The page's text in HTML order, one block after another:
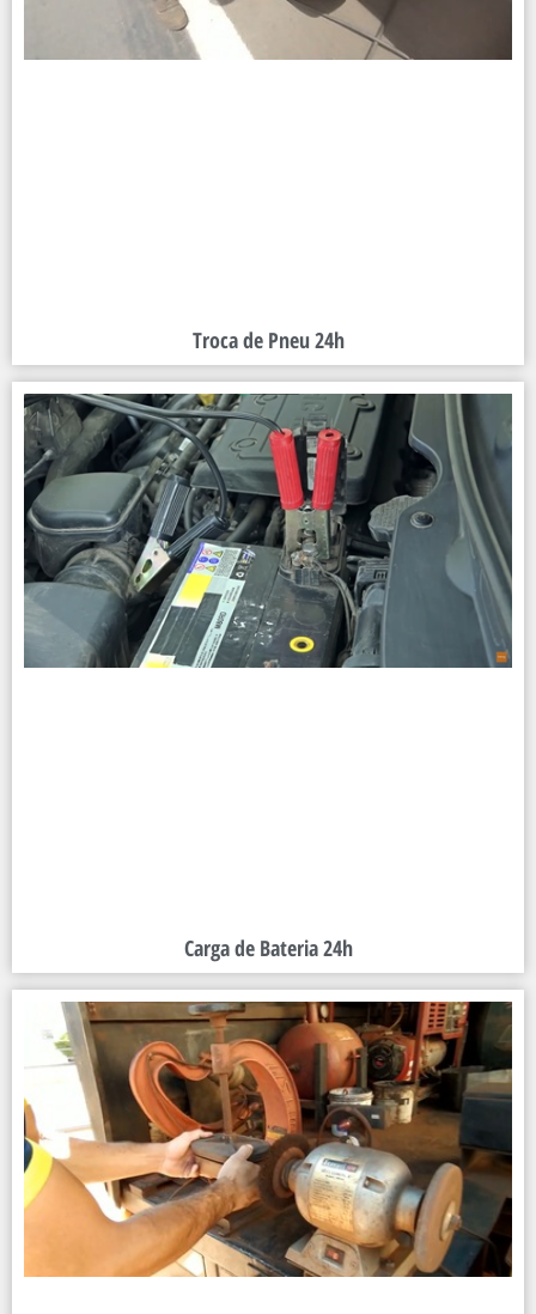
Troca de Pneu 24h
Carga de Bateria 24h